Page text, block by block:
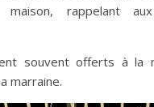
rappelant
souvent offerts à la
marraine.